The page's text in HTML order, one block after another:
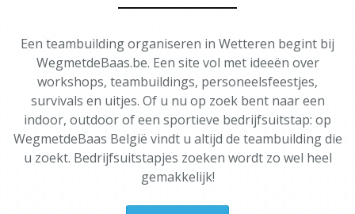
Een teambuilding organiseren in Wetteren begint bij
WegmetdeBaas.be. Een site vol met ideeën over
workshops, teambuildings, personeelsfeestjes,
survivals en uitjes. Of u nu op zoek bent naar een
indoor, outdoor of een sportieve bedrijfsuitstap: op
WegmetdeBaas België vindt u altijd de teambuilding die
u zoekt. Bedrijfsuitstapjes zoeken wordt zo wel heel
gemakkelijk!